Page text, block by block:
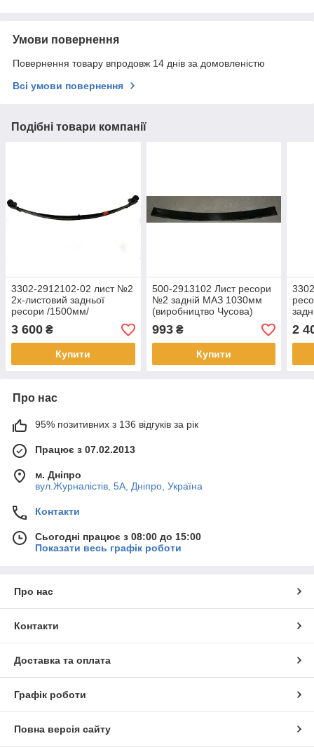
Умови повернення
Повернення товару впродовж 14 днів за домовленістю
Всі умови повернення
Подібні товари компанії
3302-2912102-02 лист №2
2х-листовий задньої
ресори /1500мм/
3 600 ₴
Купити
500-2913102 Лист ресори
№2 задній МАЗ 1030мм
(виробництво Чусова)
993₴
Купити
2
Про нас
95% позитивних з 136 відгуків за рік
Працює з 07.02.2013
м. Дніпро
вул.Журналістів, 5А, Дніпро, Україна
Контакти
Сьогодні працює з 08:00 до 15:00
Показати весь графік роботи
Про нас
Контакти
Доставка та оплата
Графік роботи
Повна версія сайту